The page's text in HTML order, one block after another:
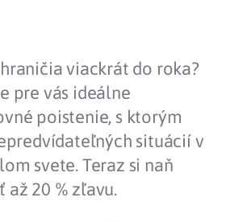
viackrát do roka?
pre vás ideálne
poistenie, s ktorým
situácií v
svete. Teraz si naň
20 % zľavu.